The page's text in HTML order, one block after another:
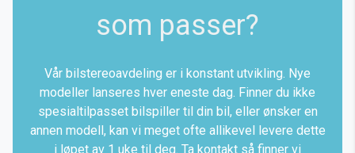
som passer?
Vår bilstereoavdeling er i konstant utvikling. Nye
modeller lanseres hver eneste dag. Finner du ikke
spesialtilpasset bilspiller til din bil, eller ønsker en
annen modell, kan vi meget ofte allikevel levere dette
i løpet av 1 uke til deg. Ta kontakt så finner vi